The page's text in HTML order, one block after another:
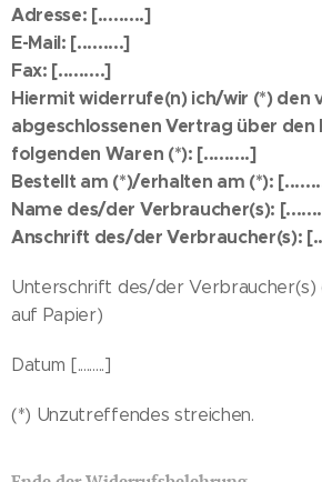
Adresse: [.........]
E-Mail: [.........]
Fax: [.........]
Hiermit widerrufe(n) ich/wir (*) den
abgeschlossenen Vertrag über den
folgenden Waren (*): [.........]
Bestellt am (*)/erhalten am (*):
Name des/der Verbraucher(s):
Anschrift des/der Verbraucher(s):
Unterschrift des/der Verbraucher(s)
auf Papier)
Datum [.........]
(*) Unzutreffendes streichen.